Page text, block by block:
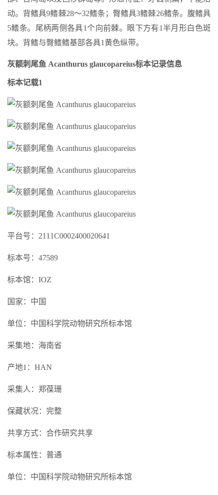
动。背鳍具9鳍棘28～32鳍条；臀鳍具3鳍棘26鳍条。腹鳍具
5鳍条。尾柄两侧各具1个向前棘。眼下方有1半月形白色斑
块。背鳍与臀鳍鳍基部各具1黄色纵带。
灰额刺尾鱼 Acanthurus glaucopareius标本记录信息
标本记载1
平台号：2111C0002400020641
标本号：47589
标本馆：IOZ
国家：中国
单位：中国科学院动物研究所标本馆
采集地：海南省
产地1：HAN
采集人：郑葆珊
保藏状况：完整
共享方式：合作研究共享
标本属性：普通
单位：中国科学院动物研究所标本馆